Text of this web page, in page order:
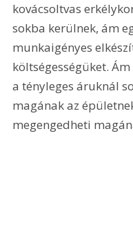
kovácsoltvas
sokba kerülnek, ám
munkaigényes
költségességüket.
a tényleges áruknál
magának az
megengedheti